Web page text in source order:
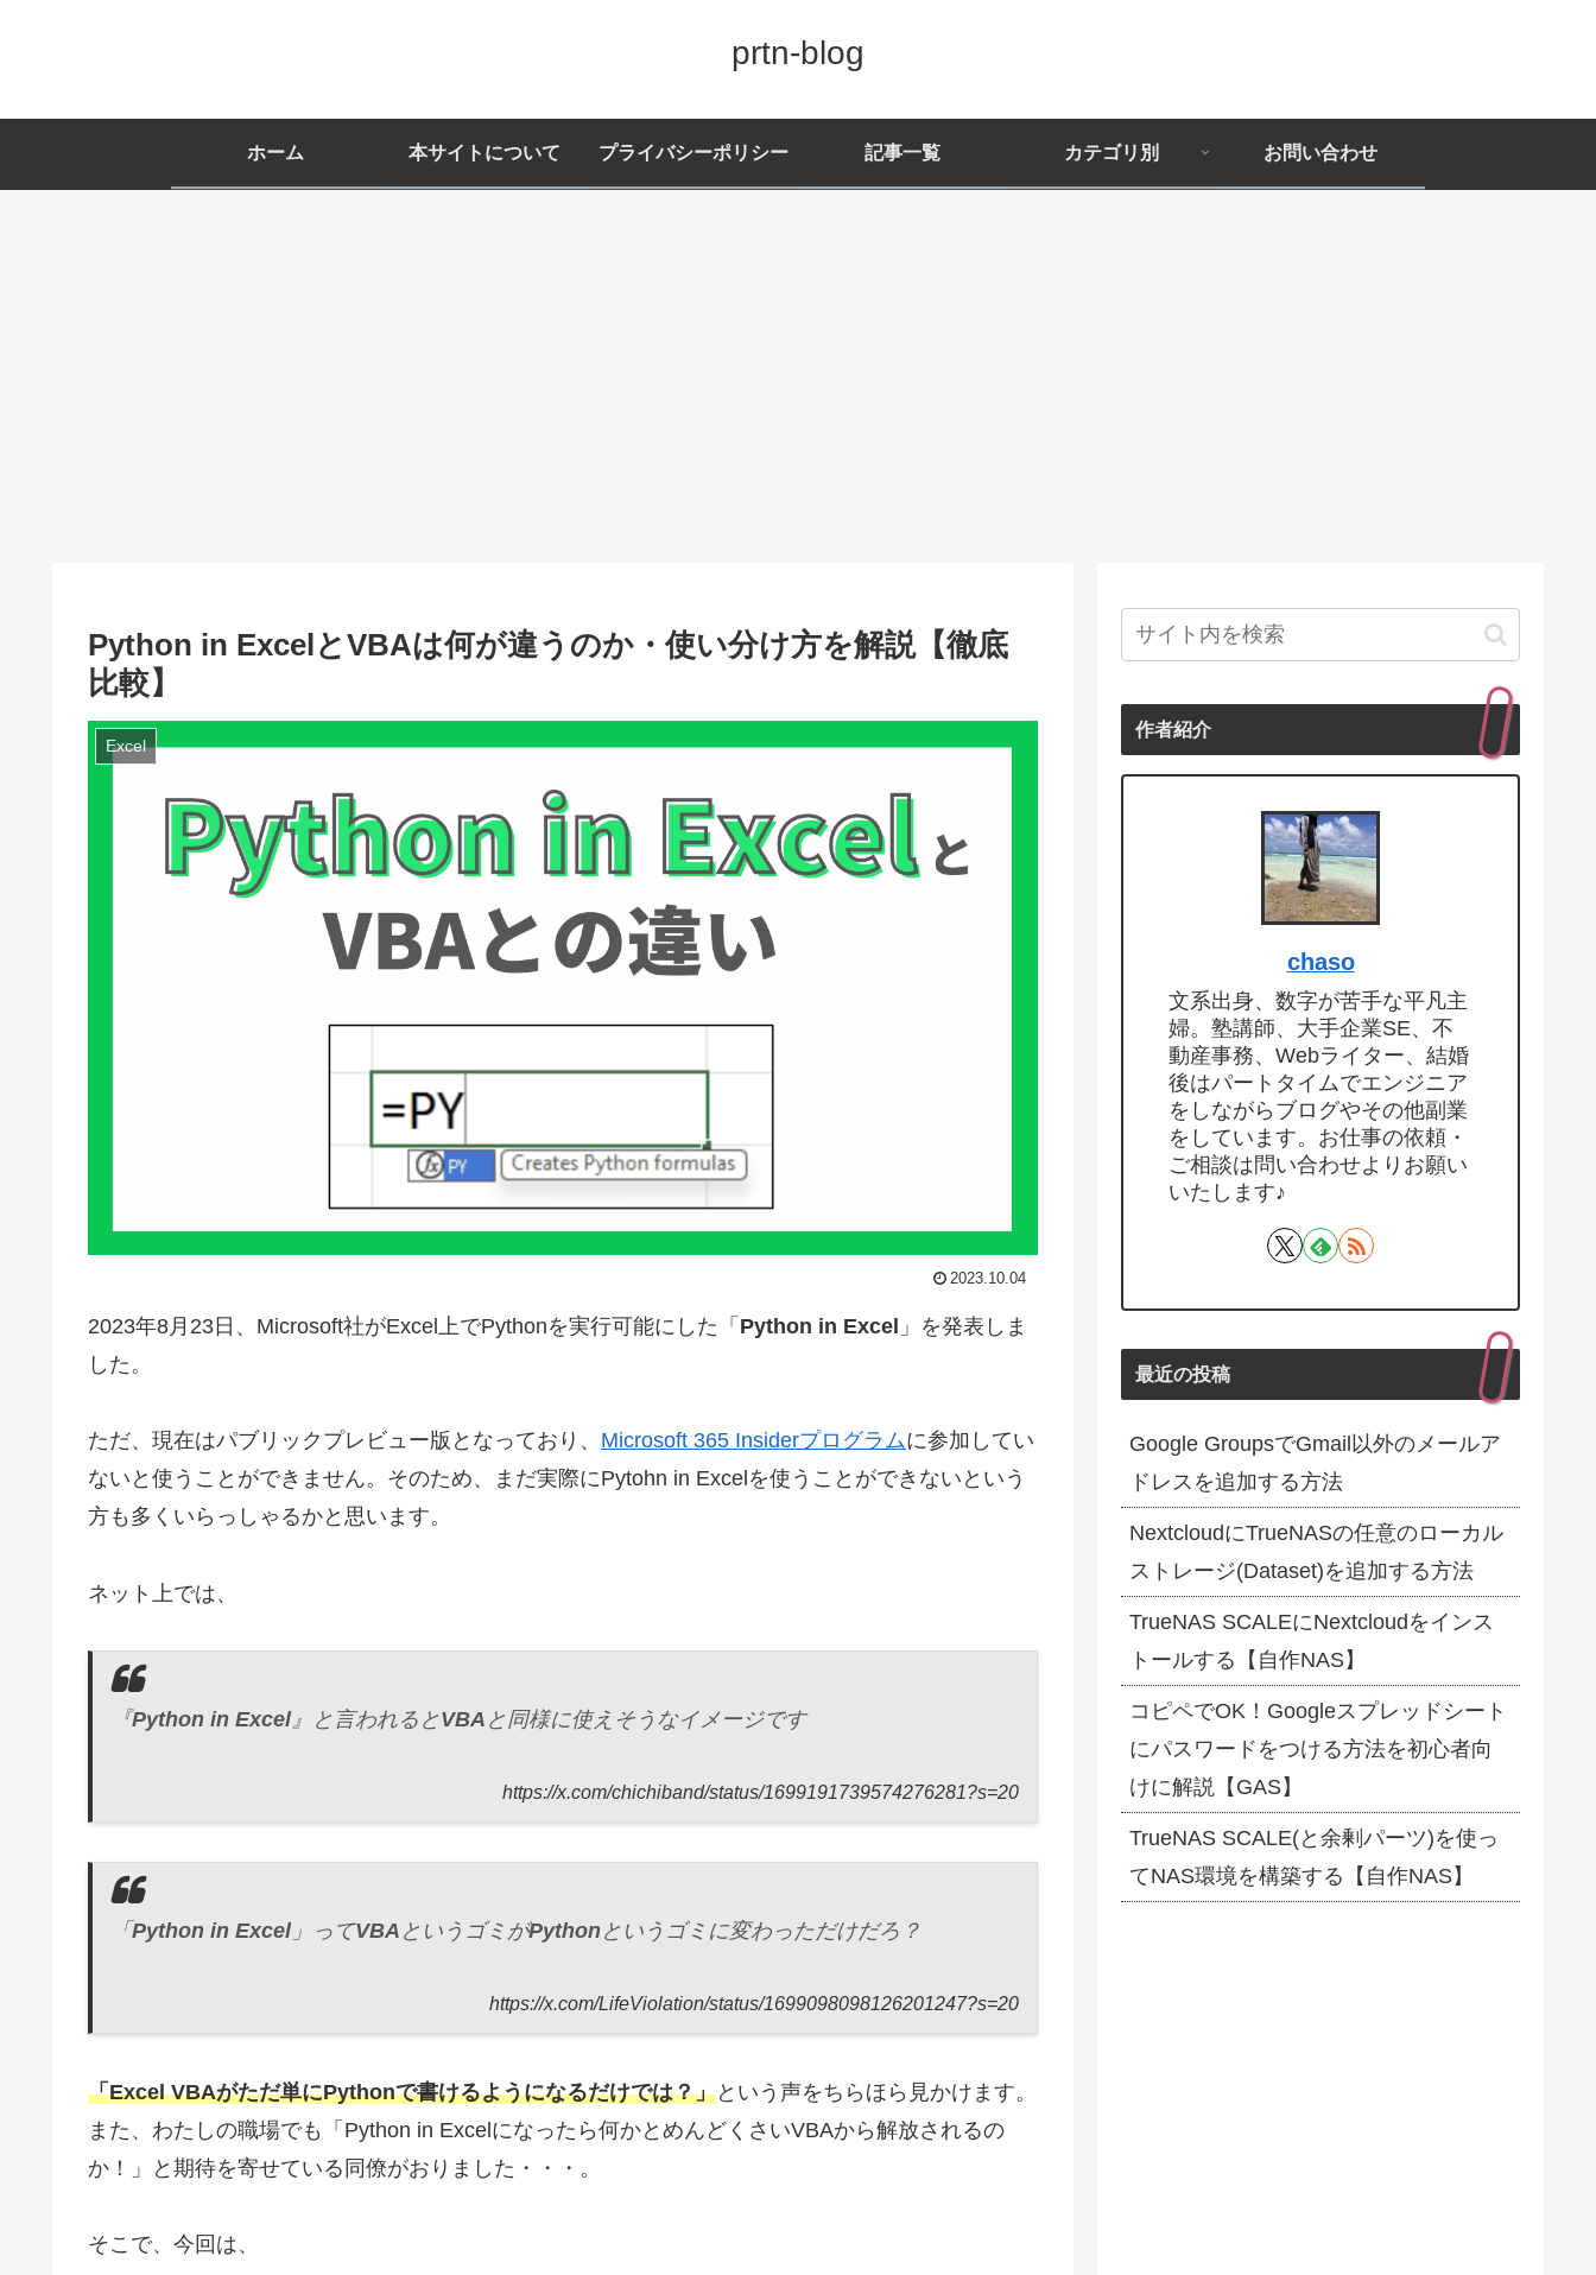
prtn-blog
ホーム 本サイトについて プライバシーポリシー 記事一覧 カテゴリ別 お問い合わせ
Python in ExcelとVBAは何が違うのか・使い分け方を解説【徹底
比較】
Excel
2023.10.04
2023年8月23日、Microsoft社がExcel上でPythonを実行可能にした「 Python in Excel 」を発表しま
した。
ただ、現在はパブリックプレビュー版となっており、 Microsoft 365 Insiderプログラムに参加してい
ないと使うことができません。そのため、まだ実際にPytohn in Excelを使うことができないという
方も多くいらっしゃるかと思います。
ネット上では、
『Python in Excel』と言われるとVBA と同様に使えそうなイメージです
https://x.com/chichiband/status/1699191739574276281?s=20
「Python in Excel」ってVBA というゴミがPythonというゴミに変わっただけだろ？
https://x.com/LifeViolation/status/1699098098126201247?s=20
「Excel VBAがただ単にPythonで書けるようになるだけでは？」という声をちらほら見かけます。
また、わたしの職場でも「Python in Excelになったら何かとめんどくさいVBAから解放されるの
か！」と期待を寄せている同僚がおりました・・・。
そこで、今回は、
作者紹介
chaso
文系出身、数字が苦手な平凡主
婦。塾講師、大手企業SE、不
動産事務、Webライター、結婚
後はパートタイムでエンジニア
をしながらブログやその他副業
をしています。お仕事の依頼・
ご相談は問い合わせよりお願い
いたします♪
最近の投稿
Google GroupsでGmail以外のメールア
ドレスを追加する方法
NextcloudにTrueNASの任意のローカル
ストレージ(Dataset)を追加する方法
TrueNAS SCALEにNextcloudをインス
トールする【自作NAS】
コピペでOK！Googleスプレッドシート
にパスワードをつける方法を初心者向
けに解説【GAS】
TrueNAS SCALE(と余剰パーツ)を使っ
てNAS環境を構築する【自作NAS】